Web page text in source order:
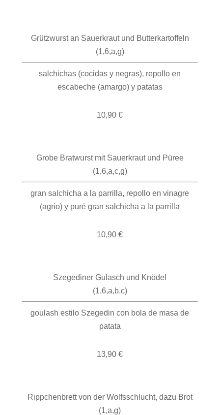
Grützwurst an Sauerkraut und Butterkartoffeln
(1,6,a,g)
salchichas (cocidas y negras), repollo en
escabeche (amargo) y patatas
10,90 €
Grobe Bratwurst mit Sauerkraut und Püree
(1,6,a,c,g)
gran salchicha a la parrilla, repollo en vinagre
(agrio) y puré gran salchicha a la parrilla
10,90 €
Szegediner Gulasch und Knödel
(1,6,a,b,c)
goulash estilo Szegedin con bola de masa de
patata
13,90 €
Rippchenbrett von der Wolfsschlucht, dazu Brot
(1,a,g)